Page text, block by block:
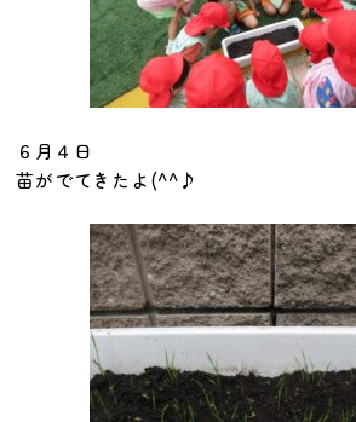
６月４日
苗がでてきたよ(^^♪